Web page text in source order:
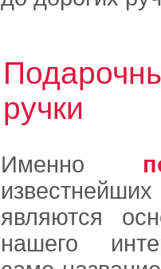
ручки
Именно
являются
нашего